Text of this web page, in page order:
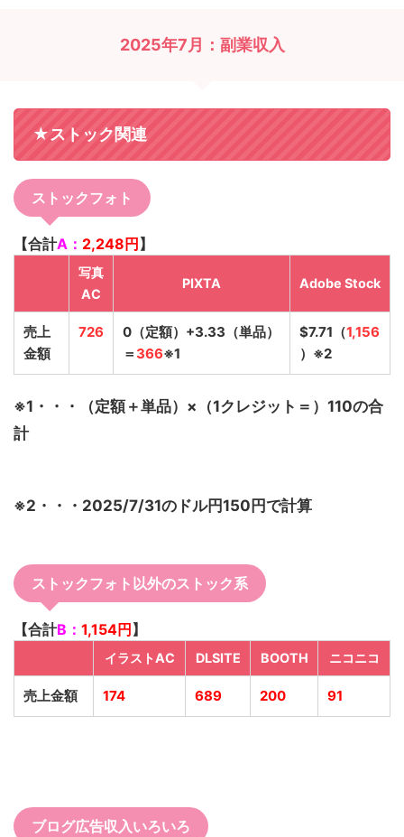
2025年7月：副業収入
★ストック関連
ストックフォト
【合計A： 2,248円】
写真
AC
PIXTA Adobe Stock
売上
金額
726
0（定額）+3.33（単品）
＝ 366※1
$7.71（1,156
）※2
※1・・・（定額＋単品）×（1クレジット＝）110の合
計
※2・・・2025/7/31のドル円150円で計算
ストックフォト以外のストック系
【合計B： 1,154円】
イラストAC DLSITE BOOTH ニコニコ
売上金額 174 689 200 91
ブログ広告収入いろいろ